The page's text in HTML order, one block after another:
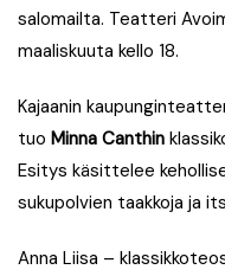
salomailta. Teatteri
maaliskuuta kello 18.
Kajaanin
tuo Minna Canthin
Esitys käsittelee
sukupolvien taakkoja ja
Anna Liisa –